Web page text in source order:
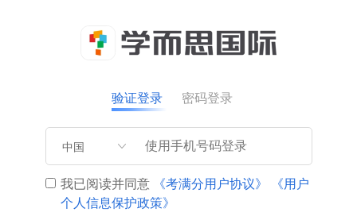
验证登录 密码登录
中国
我已阅读并同意 《考满分用户协议》
《用户
个人信息保护政策》